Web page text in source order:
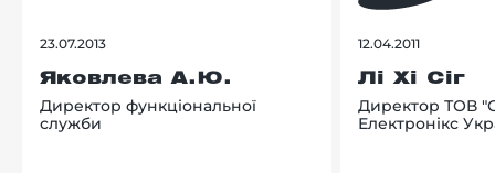
23.07.2013
Яковлева А.Ю.
Директор функціональної
служби
12.04.2011
Лі Хі Сіг
Директор ТОВ
Електронікс